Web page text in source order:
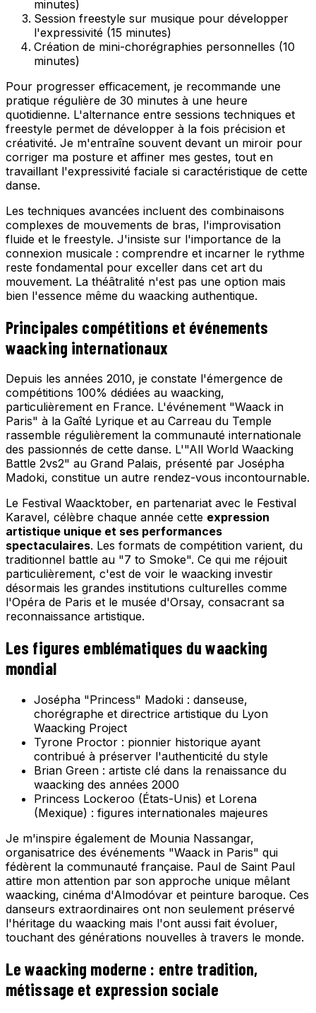
minutes)
Session freestyle sur musique pour développer
l'expressivité (15 minutes)
Création de mini-chorégraphies personnelles (10
minutes)
Pour progresser efficacement, je recommande une
pratique régulière de 30 minutes à une heure
quotidienne. L'alternance entre sessions techniques et
freestyle permet de développer à la fois précision et
créativité. Je m'entraîne souvent devant un miroir pour
corriger ma posture et affiner mes gestes, tout en
travaillant l'expressivité faciale si caractéristique de cette
danse.
Les techniques avancées incluent des combinaisons
complexes de mouvements de bras, l'improvisation
fluide et le freestyle. J'insiste sur l'importance de la
connexion musicale : comprendre et incarner le rythme
reste fondamental pour exceller dans cet art du
mouvement. La théâtralité n'est pas une option mais
bien l'essence même du waacking authentique.
Principales compétitions et événements
waacking internationaux
Depuis les années 2010, je constate l'émergence de
compétitions 100% dédiées au waacking,
particulièrement en France. L'événement "Waack in
Paris" à la Gaîté Lyrique et au Carreau du Temple
rassemble régulièrement la communauté internationale
des passionnés de cette danse. L'"All World Waacking
Battle 2vs2" au Grand Palais, présenté par Josépha
Madoki, constitue un autre rendez-vous incontournable.
Le Festival Waacktober, en partenariat avec le Festival
Karavel, célèbre chaque année cette expression
artistique unique et ses performances
spectaculaires. Les formats de compétition varient, du
traditionnel battle au "7 to Smoke". Ce qui me réjouit
particulièrement, c'est de voir le waacking investir
désormais les grandes institutions culturelles comme
l'Opéra de Paris et le musée d'Orsay, consacrant sa
reconnaissance artistique.
Les figures emblématiques du waacking
mondial
Josépha "Princess" Madoki : danseuse,
chorégraphe et directrice artistique du Lyon
Waacking Project
Tyrone Proctor : pionnier historique ayant
contribué à préserver l'authenticité du style
Brian Green : artiste clé dans la renaissance du
waacking des années 2000
Princess Lockeroo (États-Unis) et Lorena
(Mexique) : figures internationales majeures
Je m'inspire également de Mounia Nassangar,
organisatrice des événements "Waack in Paris" qui
fédèrent la communauté française. Paul de Saint Paul
attire mon attention par son approche unique mêlant
waacking, cinéma d'Almodóvar et peinture baroque. Ces
danseurs extraordinaires ont non seulement préservé
l'héritage du waacking mais l'ont aussi fait évoluer,
touchant des générations nouvelles à travers le monde.
Le waacking moderne : entre tradition,
métissage et expression sociale